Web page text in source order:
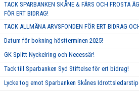
TACK SPARBANKEN SKÅNE & FÄRS OCH FROSTA
FÖR ERT BIDRAG!
TACK ALLMÄNA ARVSFONDEN FÖR ERT BIDRAG
Datum för bokning höstterminen 2025!
GK Splitt Nyckelring och Necessär!
Tack till Sparbanken Syd Stiftelse för ert bidrag!
Lycke tog emot Sparbanken Skånes